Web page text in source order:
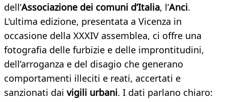
dell’Associazione dei comuni d’Italia, l’Anci.
L'ultima edizione, presentata a Vicenza in
occasione della XXXIV assemblea, ci offre una
fotografia delle furbizie e delle improntitudini,
dell’arroganza e del disagio che generano
comportamenti illeciti e reati, accertati e
sanzionati dai vigili urbani. I dati parlano chiaro: